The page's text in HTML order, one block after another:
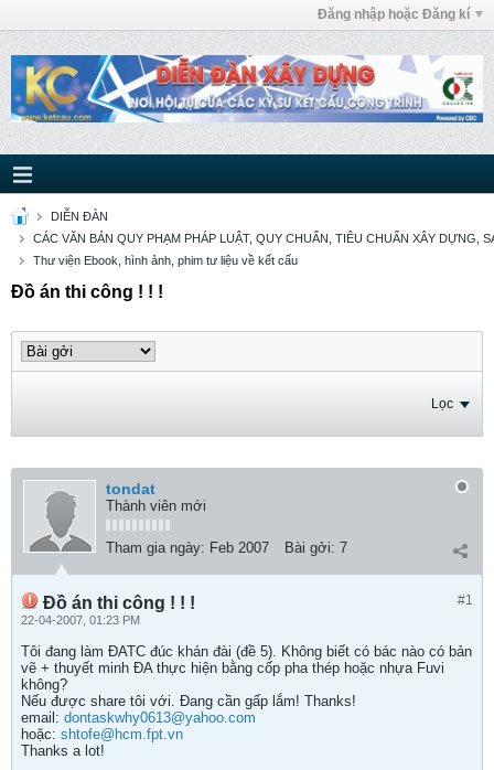
Đăng nhập hoặc Đăng kí
DIỄN ĐÀN
CÁC VĂN BẢN QUY PHẠM PHÁP LUẬT, QUY CHUẨN, TIÊU CHUẨN XÂY DỰNG,
Thư viện Ebook, hình ảnh, phim tư liệu về kết cấu
Đồ án thi công ! ! !
Lọc
tondat
Thành viên mới
Tham gia ngày: Feb 2007 Bài gởi: 7
#1
Đồ án thi công ! ! !
22-04-2007, 01:23 PM
Tôi đang làm ĐATC đúc khán đài (đề 5). Không biết có bác nào có bản
vẽ + thuyết minh ĐA thực hiện bằng cốp pha thép hoặc nhựa Fuvi
không?
Nếu được share tôi với. Đang cần gấp lắm! Thanks!
email: dontaskwhy0613@yahoo.com
hoặc: shtofe@hcm.fpt.vn
Thanks a lot!